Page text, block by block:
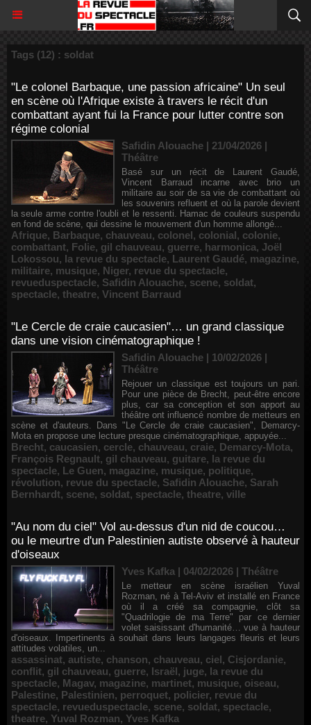
Tags (12) : soldat
"Le colonel Barbaque, une passion africaine" Un seul
en scène où l'Afrique existe à travers le récit d'un
combattant ayant fui la France pour lutter contre son
régime colonial
Safidin Alouache | 21/04/2026 |
Théâtre
Basé sur un récit de Laurent Gaudé,
Vincent Barraud incarne avec brio un
militaire au soir de sa vie de combattant où
les souvenirs refluent et où la parole devient
la seule arme contre l'oubli et le ressenti. Hamac de couleurs suspendu
en fond de scène, qui dessine le mouvement d'un homme allongé...
Afrique, Barbaque, chauveau, colonel, colonial, colonie,
combattant, Folie, gil chauveau, guerre, harmonica, Joël
Lokossou, la revue du spectacle, Laurent Gaudé, magazine,
militaire, musique, Niger, revue du spectacle,
revueduspectacle, Safidin Alouache, scene, soldat,
spectacle, theatre, Vincent Barraud
"Le Cercle de craie caucasien"… un grand classique
dans une vision cinématographique !
Safidin Alouache | 10/02/2026 |
Théâtre
Rejouer un classique est toujours un pari.
Pour une pièce de Brecht, peut-être encore
plus, car sa conception et son apport au
théâtre ont influencé nombre de metteurs en
scène et d'auteurs. Dans "Le Cercle de craie caucasien", Demarcy-
Mota en propose une lecture presque cinématographique, appuyée...
Brecht, caucasien, cercle, chauveau, craie, Demarcy-Mota,
François Regnault, gil chauveau, guitare, la revue du
spectacle, Le Guen, magazine, musique, politique,
révolution, revue du spectacle, Safidin Alouache, Sarah
Bernhardt, scene, soldat, spectacle, theatre, ville
"Au nom du ciel" Vol au-dessus d'un nid de coucou…
ou le meurtre d'un Palestinien autiste observé à hauteur
d'oiseaux
Yves Kafka | 04/02/2026 | Théâtre
Le metteur en scène israélien Yuval
Rozman, né à Tel-Aviv et installé en France
où il a créé sa compagnie, clôt sa
"Quadrilogie de ma Terre" par ce dernier
volet saisissant d'humanité… vue à hauteur
d'oiseaux. Impertinents à souhait dans leurs langages fleuris et leurs
attitudes volatiles, un...
assassinat, autiste, chanson, chauveau, ciel, Cisjordanie,
conflit, gil chauveau, guerre, Israël, juge, la revue du
spectacle, Magav, magazine, martinet, musique, oiseau,
Palestine, Palestinien, perroquet, policier, revue du
spectacle, revueduspectacle, scene, soldat, spectacle,
theatre, Yuval Rozman, Yves Kafka